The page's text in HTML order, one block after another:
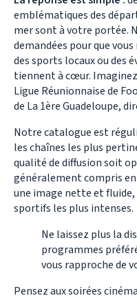
emblématiques des
mer sont à votre portée.
demandées pour que
des sports locaux ou des
tiennent à cœur.
Ligue Réunionnaise de
de La 1ère Guadeloupe,
Notre catalogue est
les chaînes les plus
qualité de diffusion soit
généralement compris
une image nette et
sportifs les plus intenses.
Ne laissez plus la
programmes
vous rapproche de
Pensez aux soirées